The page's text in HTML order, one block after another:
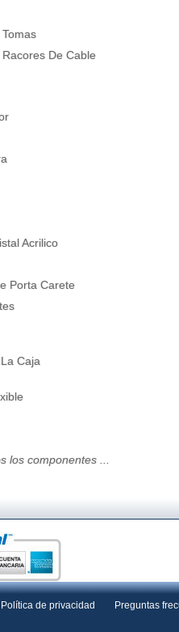
Racores De Cable
Acrilico
Porta Carete
Caja
los componentes ...
Política de privacidad Preguntas